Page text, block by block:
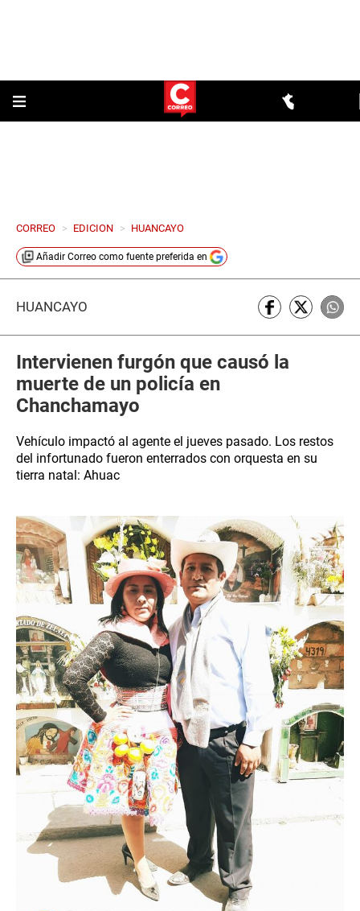
CORREO > EDICION > HUANCAYO
Añadir Correo como fuente preferida en
HUANCAYO
Intervienen furgón que causó la
muerte de un policía en
Chanchamayo
Vehículo impactó al agente el jueves pasado. Los restos
del infortunado fueron enterrados con orquesta en su
tierra natal: Ahuac